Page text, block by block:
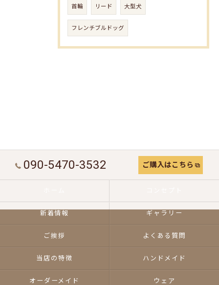
首輪 リード 大型犬
フレンチブルドッグ
090-5470-3532 ご購入はこちら
新着情報 ギャラリー
ご挨拶 よくある質問
当店の特徴 ハンドメイド
オーダーメイド ウェア